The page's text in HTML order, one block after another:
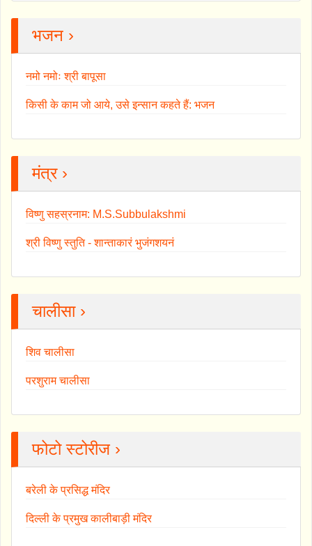
भजन ›
नमो नमोः श्री बापूसा
किसी के काम जो आये, उसे इन्सान कहते हैं: भजन
मंत्र ›
विष्णु सहस्रनाम: M.S.Subbulakshmi
श्री विष्णु स्तुति - शान्ताकारं भुजंगशयनं
चालीसा ›
शिव चालीसा
परशुराम चालीसा
फोटो स्टोरीज ›
बरेली के प्रसिद्ध मंदिर
दिल्ली के प्रमुख कालीबाड़ी मंदिर